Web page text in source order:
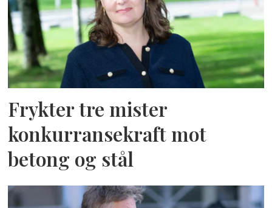
Frykter tre mister
konkurransekraft mot
betong og stål